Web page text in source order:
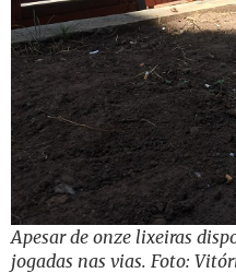
Apesar de onze lixeiras
jogadas nas vias. Foto: